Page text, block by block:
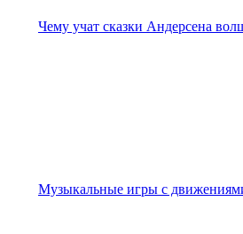
Чему учат сказки Андерсена
Музыкальные игры с